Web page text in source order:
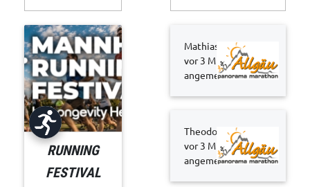
RUNNING
FESTIVAL
Mathias hat sich
vor 3 Minuten
angemeldet
Theodor hat sich
vor 3 Minuten
angemeldet